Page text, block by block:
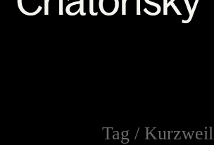
Tag / Kurzweil